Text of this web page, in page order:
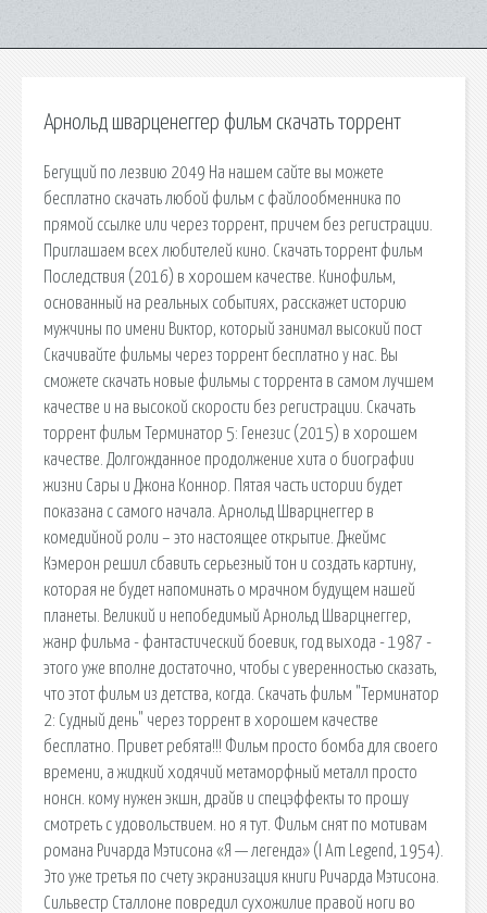
Арнольд шварценеггер фильм скачать торрент
Бегущий по лезвию 2049 На нашем сайте вы можете
бесплатно скачать любой фильм с файлообменника по
прямой ссылке или через торрент, причем без регистрации.
Приглашаем всех любителей кино. Скачать торрент фильм
Последствия (2016) в хорошем качестве. Кинофильм,
основанный на реальных событиях, расскажет историю
мужчины по имени Виктор, который занимал высокий пост
Скачивайте фильмы через торрент бесплатно у нас. Вы
сможете скачать новые фильмы с торрента в самом лучшем
качестве и на высокой скорости без регистрации. Скачать
торрент фильм Терминатор 5: Генезис (2015) в хорошем
качестве. Долгожданное продолжение хита о биографии
жизни Сары и Джона Коннор. Пятая часть истории будет
показана с самого начала. Арнольд Шварцнеггер в
комедийной роли – это настоящее открытие. Джеймс
Кэмерон решил сбавить серьезный тон и создать картину,
которая не будет напоминать о мрачном будущем нашей
планеты. Великий и непобедимый Арнольд Шварцнеггер,
жанр фильма - фантастический боевик, год выхода - 1987 -
этого уже вполне достаточно, чтобы с уверенностью сказать,
что этот фильм из детства, когда. Скачать фильм "Терминатор
2: Судный день" через торрент в хорошем качестве
бесплатно. Привет ребята!!! Фильм просто бомба для своего
времени, а жидкий ходячий метаморфный металл просто
нонсн. кому нужен экшн, драйв и спецэффекты то прошу
смотреть с удовольствием. но я тут. Фильм снят по мотивам
романа Ричарда Мэтисона «Я — легенда» (I Am Legend, 1954).
Это уже третья по счету экранизация книги Ричарда Мэтисона.
Сильвестр Сталлоне повредил сухожилие правой ноги во